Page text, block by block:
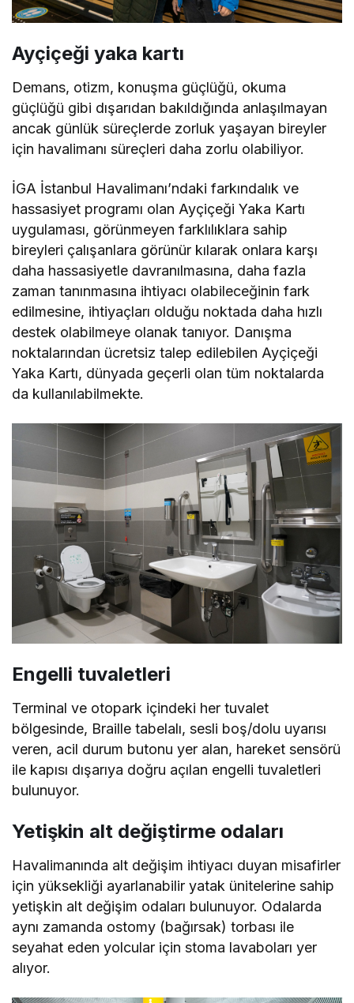
Ayçiçeği yaka kartı
Demans, otizm, konuşma güçlüğü, okuma
güçlüğü gibi dışarıdan bakıldığında anlaşılmayan
ancak günlük süreçlerde zorluk yaşayan bireyler
için havalimanı süreçleri daha zorlu olabiliyor.
İGA İstanbul Havalimanı’ndaki farkındalık ve
hassasiyet programı olan Ayçiçeği Yaka Kartı
uygulaması, görünmeyen farklılıklara sahip
bireyleri çalışanlara görünür kılarak onlara karşı
daha hassasiyetle davranılmasına, daha fazla
zaman tanınmasına ihtiyacı olabileceğinin fark
edilmesine, ihtiyaçları olduğu noktada daha hızlı
destek olabilmeye olanak tanıyor. Danışma
noktalarından ücretsiz talep edilebilen Ayçiçeği
Yaka Kartı, dünyada geçerli olan tüm noktalarda
da kullanılabilmekte.
Engelli tuvaletleri
Terminal ve otopark içindeki her tuvalet
bölgesinde, Braille tabelalı, sesli boş/dolu uyarısı
veren, acil durum butonu yer alan, hareket sensörü
ile kapısı dışarıya doğru açılan engelli tuvaletleri
bulunuyor.
Yetişkin alt değiştirme odaları
Havalimanında alt değişim ihtiyacı duyan misafirler
için yüksekliği ayarlanabilir yatak ünitelerine sahip
yetişkin alt değişim odaları bulunuyor. Odalarda
aynı zamanda ostomy (bağırsak) torbası ile
seyahat eden yolcular için stoma lavaboları yer
alıyor.